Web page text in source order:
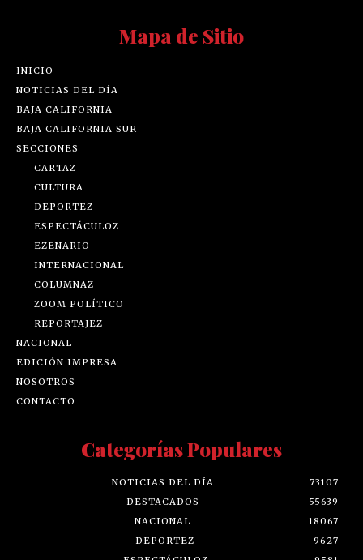
Mapa de Sitio
INICIO
NOTICIAS DEL DÍA
BAJA CALIFORNIA
BAJA CALIFORNIA SUR
SECCIONES
CARTAZ
CULTURA
DEPORTEZ
ESPECTÁCULOZ
EZENARIO
INTERNACIONAL
COLUMNAZ
ZOOM POLÍTICO
REPORTAJEZ
NACIONAL
EDICIÓN IMPRESA
NOSOTROS
CONTACTO
Categorías Populares
NOTICIAS DEL DÍA
73107
DESTACADOS
55639
NACIONAL
18067
DEPORTEZ
9627